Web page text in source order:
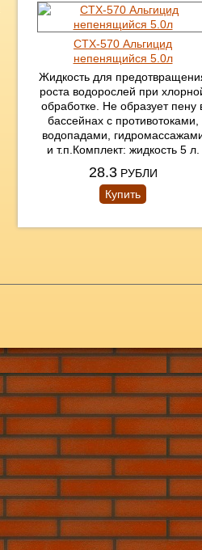
CTX-570 Альгицид
непенящийся 5.0л
Жидкость для
роста водорослей при
обработке. Не образует пену
бассейнах с противотоками,
водопадами,
и т.п.Комплект: жидкость 5 л.
28.3 РУБЛИ
Купить